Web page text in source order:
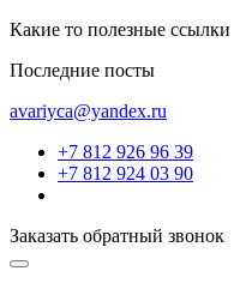
Какие то полезные ссылки
Последние посты
avariyca@yandex.ru
+7 812 926 96 39
+7 812 924 03 90
Заказать обратный звонок